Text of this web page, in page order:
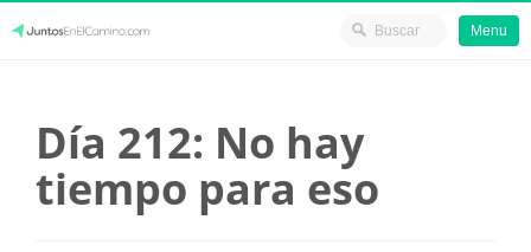
content
Menu
Día 212: No hay
tiempo para eso